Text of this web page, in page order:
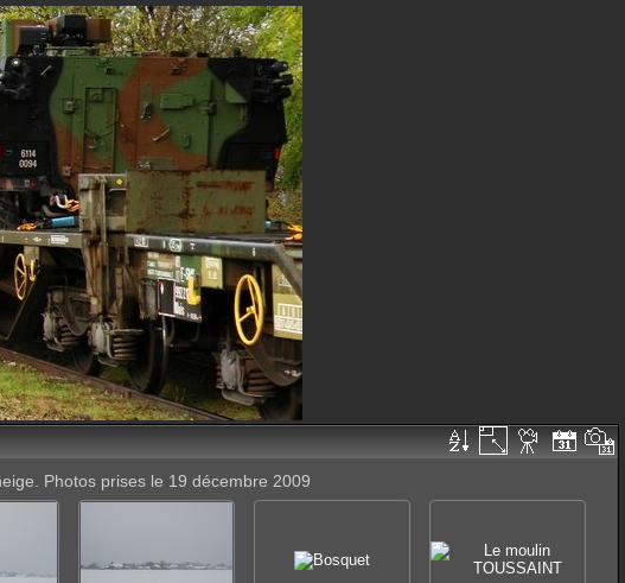
Photos prises le 19 décembre 2009